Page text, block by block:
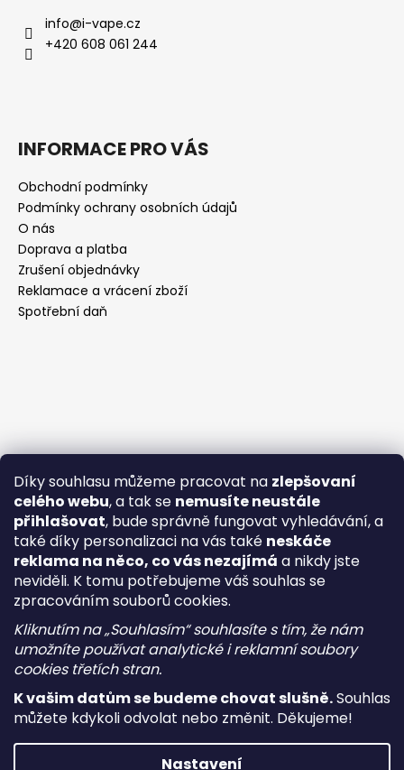
Díky souhlasu můžeme pracovat na zlepšovaní
celého webu, a tak se nemusíte neustále
přihlašovat, bude správně fungovat vyhledávání, a
také díky personalizaci na vás také neskáče
reklama na něco, co vás nezajímá a nikdy jste
neviděli. K tomu potřebujeme váš souhlas se
zpracováním souborů cookies.
Kliknutím na „Souhlasím“ souhlasíte s tím, že nám
umožníte používat analytické i reklamní soubory
cookies třetích stran.
K vašim datům se budeme chovat slušně.Souhlas
můžete kdykoli odvolat nebo změnit. Děkujeme!
Nastavení
info@i-vape.cz
+420 608 061 244
INFORMACE PRO VÁS
Obchodní podmínky
Podmínky ochrany osobních údajů
O nás
Doprava a platba
Zrušení objednávky
Reklamace a vrácení zboží
Spotřební daň
Vytvořil Shoptet